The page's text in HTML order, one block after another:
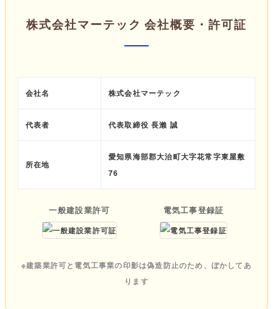
株式会社マーテック 会社概要・許可証
会社名 株式会社マーテック
代表者 代表取締役 長瀨 誠
所在地
愛知県海部郡大治町大字花常字東屋敷
76
一般建設業許可 電気工事登録証
※建築業許可と電気工事業の印影は偽造防止のため、ぼかしてあ
ります